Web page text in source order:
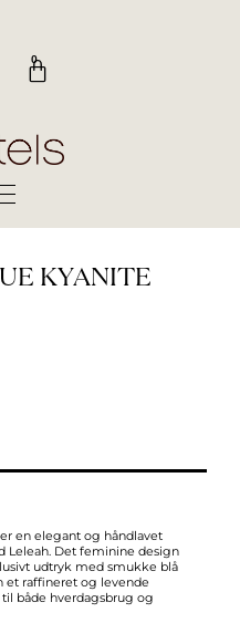
0
Kurv
KYANITE
en elegant og håndlavet
Leleah. Det feminine design
udtryk med smukke blå
et raffineret og levende
både hverdagsbrug og